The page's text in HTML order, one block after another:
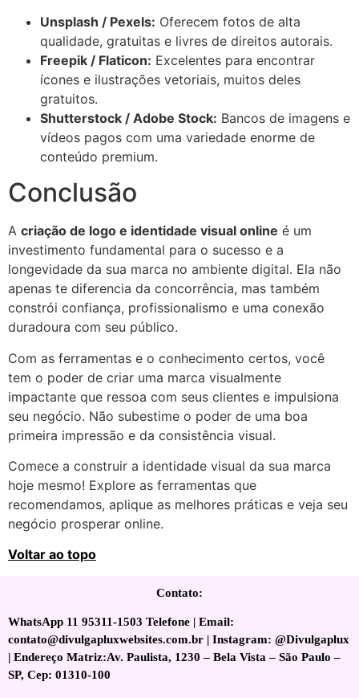
Unsplash / Pexels: Oferecem fotos de alta
qualidade, gratuitas e livres de direitos autorais.
Freepik / Flaticon: Excelentes para encontrar
ícones e ilustrações vetoriais, muitos deles
gratuitos.
Shutterstock / Adobe Stock: Bancos de imagens e
vídeos pagos com uma variedade enorme de
conteúdo premium.
Conclusão
A criação de logo e identidade visual online é um
investimento fundamental para o sucesso e a
longevidade da sua marca no ambiente digital. Ela não
apenas te diferencia da concorrência, mas também
constrói confiança, profissionalismo e uma conexão
duradoura com seu público.
Com as ferramentas e o conhecimento certos, você
tem o poder de criar uma marca visualmente
impactante que ressoa com seus clientes e impulsiona
seu negócio. Não subestime o poder de uma boa
primeira impressão e da consistência visual.
Comece a construir a identidade visual da sua marca
hoje mesmo! Explore as ferramentas que
recomendamos, aplique as melhores práticas e veja seu
negócio prosperar online.
Voltar ao topo
Contato:
WhatsApp 11 95311-1503 Telefone | Email:
contato@divulgapluxwebsites.com.br | Instagram: @Divulgaplux
| Endereço Matriz:Av. Paulista, 1230 – Bela Vista – São Paulo –
SP, Cep: 01310-100